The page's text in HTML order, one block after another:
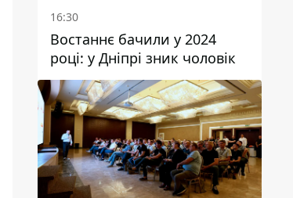
16:30
Востаннє бачили у 2024
році: у Дніпрі зник чоловік